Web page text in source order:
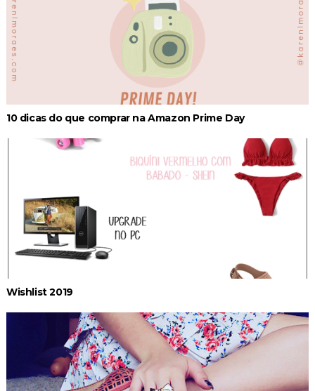
10 dicas do que comprar na Amazon Prime Day
Wishlist 2019